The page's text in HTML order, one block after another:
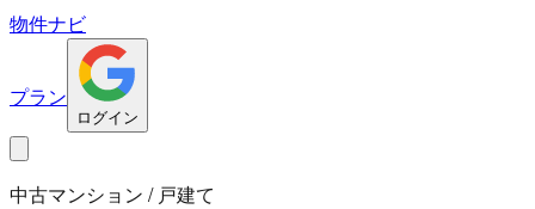
物件ナビ
プラン
ログイン
中古マンション / 戸建て